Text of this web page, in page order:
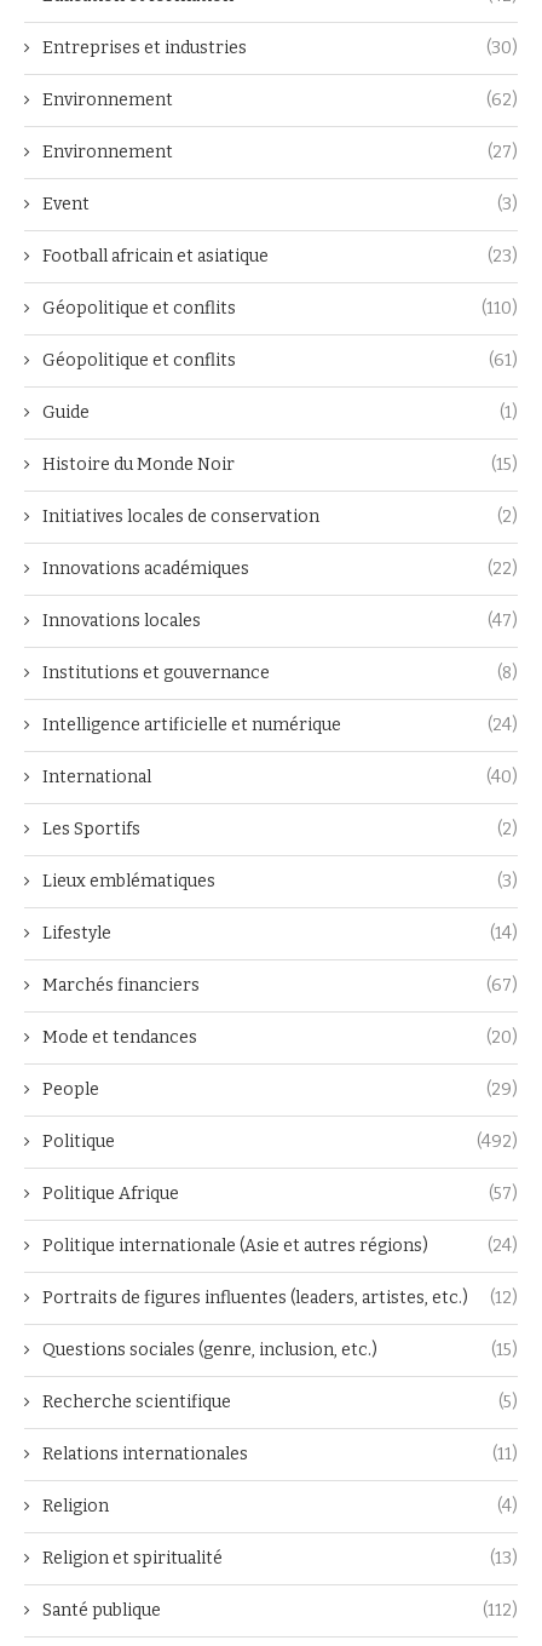
Entreprises et industries (30)
Environnement (62)
Environnement (27)
Event (3)
Football africain et asiatique (23)
Géopolitique et conflits (110)
Géopolitique et conflits (61)
Guide (1)
Histoire du Monde Noir (15)
Initiatives locales de conservation (2)
Innovations académiques (22)
Innovations locales (47)
Institutions et gouvernance (8)
Intelligence artificielle et numérique (24)
International (40)
Les Sportifs (2)
Lieux emblématiques (3)
Lifestyle (14)
Marchés financiers (67)
Mode et tendances (20)
People (29)
Politique (492)
Politique Afrique (57)
Politique internationale (Asie et autres régions) (24)
Portraits de figures influentes (leaders, artistes, etc.) (12)
Questions sociales (genre, inclusion, etc.) (15)
Recherche scientifique (5)
Relations internationales (11)
Religion (4)
Religion et spiritualité (13)
Santé publique (112)